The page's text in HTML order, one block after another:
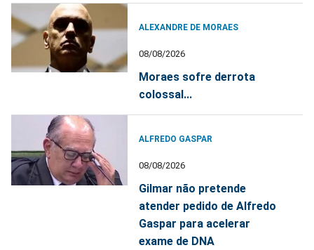
ALEXANDRE DE MORAES
08/08/2026
Moraes sofre derrota
colossal...
ALFREDO GASPAR
08/08/2026
Gilmar não pretende
atender pedido de Alfredo
Gaspar para acelerar
exame de DNA